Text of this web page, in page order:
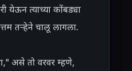
येऊन त्याच्या कोंबड्या
तऱ्हेने चालू लागला.
असे तो वरवर म्हणे,